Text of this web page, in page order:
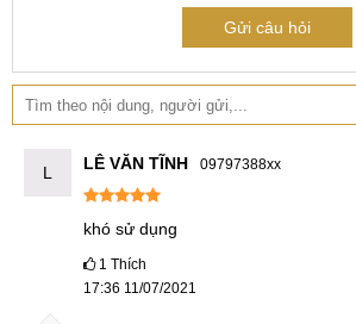
Gửi câu hỏi
L LÊ VĂN TĨNH 09797388xx
khó sử dụng
1 Thích
17:36 11/07/2021